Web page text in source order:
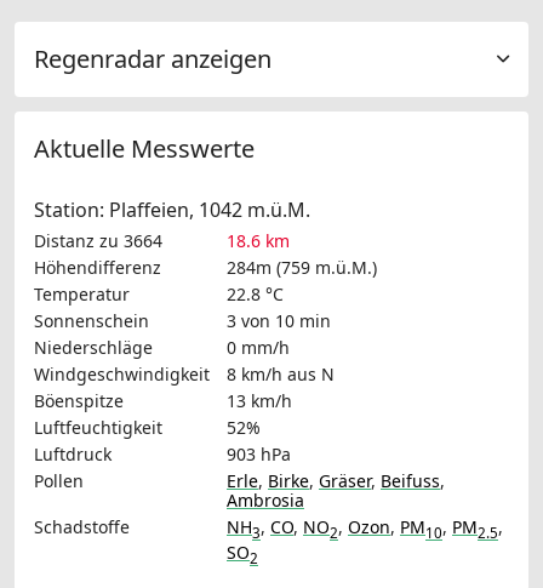
Regenradar anzeigen
Aktuelle Messwerte
Station: Plaffeien, 1042 m.ü.M.
Distanz zu 3664
18.6 km
Höhendifferenz
284m (759 m.ü.M.)
Temperatur
22.8 °C
Sonnenschein
3 von 10 min
Niederschläge
0 mm/h
Windgeschwindigkeit
8 km/h aus N
Böenspitze
13 km/h
Luftfeuchtigkeit
52%
Luftdruck
903 hPa
Pollen
Erle, Birke, Gräser, Beifuss,
Ambrosia
Schadstoffe
NH3, CO, NO2, Ozon, PM10, PM2.5,
SO2